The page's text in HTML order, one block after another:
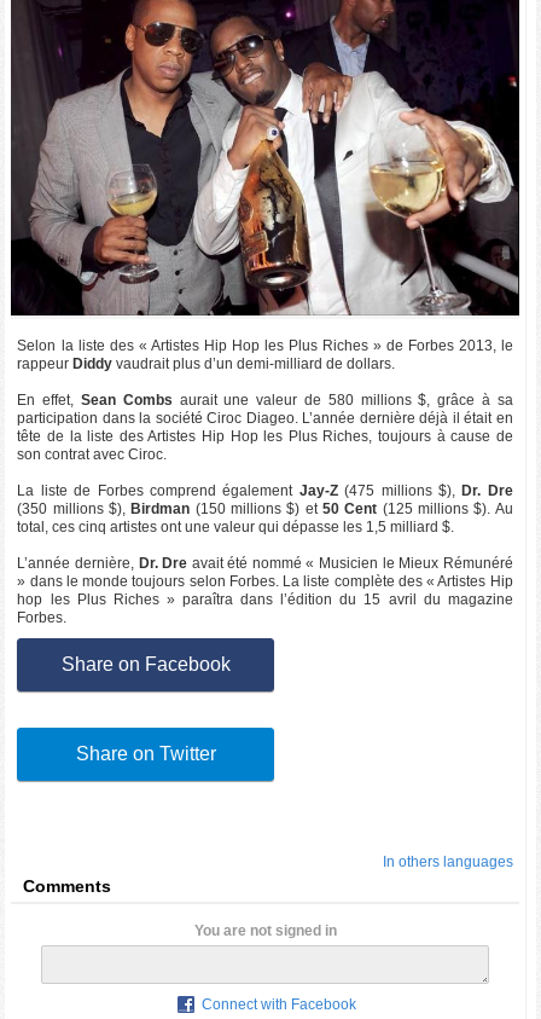
Selon la liste des « Artistes Hip Hop les Plus Riches » de Forbes 2013, le
rappeurDiddy vaudrait plus d’un demi-milliard de dollars.
En effet,Sean Combs aurait une valeur de 580 millions $, grâce à sa
participation dans la société Ciroc Diageo. L’année dernière déjà il était en
tête de la liste des Artistes Hip Hop les Plus Riches, toujours à cause de
son contrat avec Ciroc.
La liste de Forbes comprend également Jay-Z(475 millions $),Dr. Dre
(350 millions $),Birdman (150 millions $) et50 Cent (125 millions $). Au
total, ces cinq artistes ont une valeur qui dépasse les 1,5 milliard $.
L’année dernière, Dr. Dre avait été nommé « Musicien le Mieux Rémunéré
» dans le monde toujours selon Forbes. La liste complète des « Artistes Hip
hop les Plus Riches » paraîtra dans l’édition du 15 avril du magazine
Forbes.
Share on Facebook
Share on Twitter
In others languages
Comments
You are not signed in
Connect with Facebook